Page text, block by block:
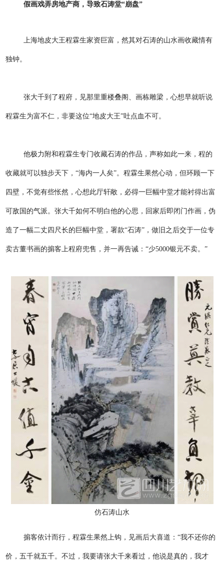
假画戏弄房地产商，导致石涛堂“崩盘”
上海地皮大王程霖生家资巨富，然其对石涛的山水画收藏情有
独钟。
张大千到了程府，见那里重楼叠阁、画栋雕梁，心想早就听说
程霖生为富不仁，非要这位“地皮大王”吐点血不可。
他极力附和程霖生专门收藏石涛的作品，声称如此一来，程的
收藏就可以独步天下，“海内一人矣”。程霖生果然心动，但环顾一下
四壁，不觉有些怅然，心想此厅轩敞，必得一巨幅中堂才能衬得出富
可敌国的气派。张大千如何不明白他的心思，回家后即闭门作画，伪
造了一幅二丈四尺长的巨幅中堂，署款“石涛”，做旧之后交于一位专
卖古董书画的掮客上程府兜售，并一再告诫：“少5000银元不卖。”
仿石涛山水
掮客依计而行，程霖生果然上钩，见画后大喜道：“我不还你的
价，五千就五千。不过，我要请张大千来看过，他说是真的，我才